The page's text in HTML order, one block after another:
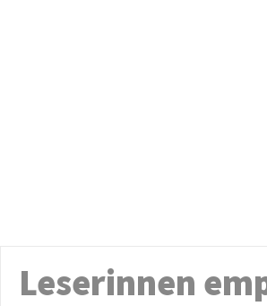
Leserinnen